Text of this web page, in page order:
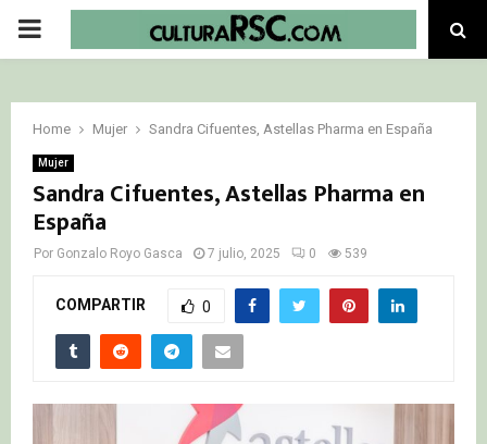
PRIMARY
Home Mujer Sandra Cifuentes, Astellas Pharma en España
Mujer
Sandra Cifuentes, Astellas Pharma en
España
Por Gonzalo Royo Gasca 7 julio, 2025 0 539
COMPARTIR 0